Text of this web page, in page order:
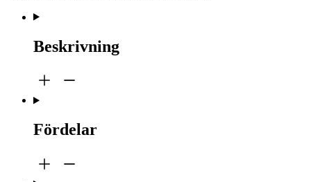
Beskrivning
Fördelar